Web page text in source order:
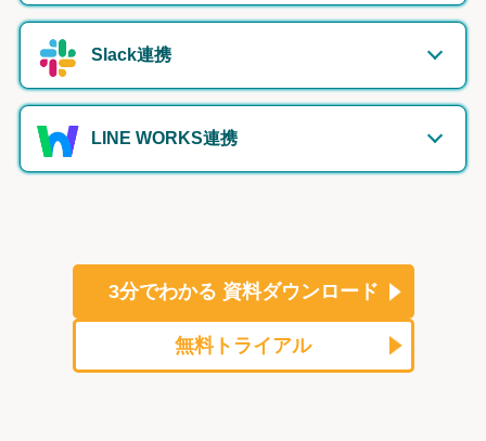
Slack連携
LINE WORKS連携
3分でわかる 資料ダウンロード
無料トライアル